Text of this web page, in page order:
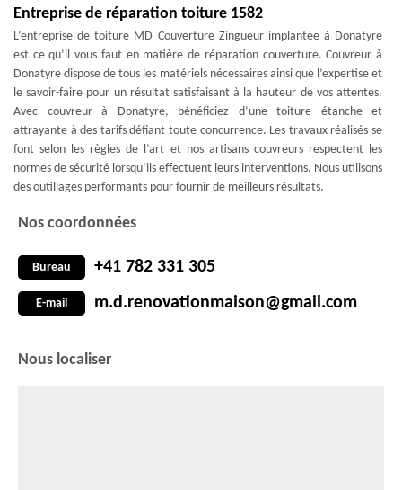
Entreprise de réparation toiture 1582
L’entreprise de toiture MD Couverture Zingueur implantée à Donatyre
est ce qu’il vous faut en matière de réparation couverture. Couvreur à
Donatyre dispose de tous les matériels nécessaires ainsi que l’expertise et
le savoir-faire pour un résultat satisfaisant à la hauteur de vos attentes.
Avec couvreur à Donatyre, bénéficiez d’une toiture étanche et
attrayante à des tarifs défiant toute concurrence. Les travaux réalisés se
font selon les règles de l’art et nos artisans couvreurs respectent les
normes de sécurité lorsqu’ils effectuent leurs interventions. Nous utilisons
des outillages performants pour fournir de meilleurs résultats.
Nos coordonnées
Bureau +41 782 331 305
E-mail m.d.renovationmaison@gmail.com
Nous localiser